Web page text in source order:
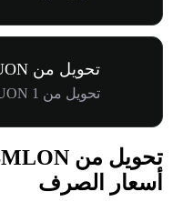
تحويل من MUON إلى PLN
تحويل من 1 MUON إلى zł3.33K
أسعار الصرف